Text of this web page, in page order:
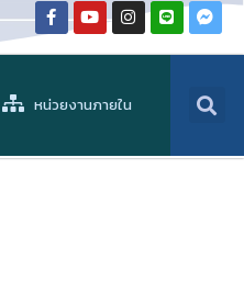
หน่วยงานภายใน